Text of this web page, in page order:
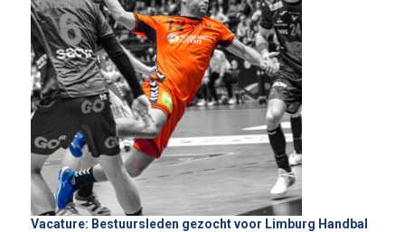
Vacature: Bestuursleden gezocht voor Limburg Handbal